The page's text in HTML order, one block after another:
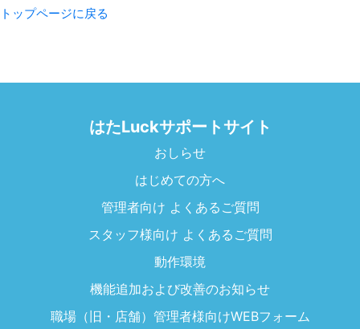
トップページに戻る
はたLuckサポートサイト
おしらせ
はじめての方へ
管理者向け よくあるご質問
スタッフ様向け よくあるご質問
動作環境
機能追加および改善のお知らせ
職場（旧・店舗）管理者様向けWEBフォーム